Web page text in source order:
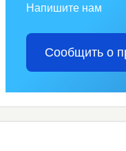
Напишите нам
Сообщить о